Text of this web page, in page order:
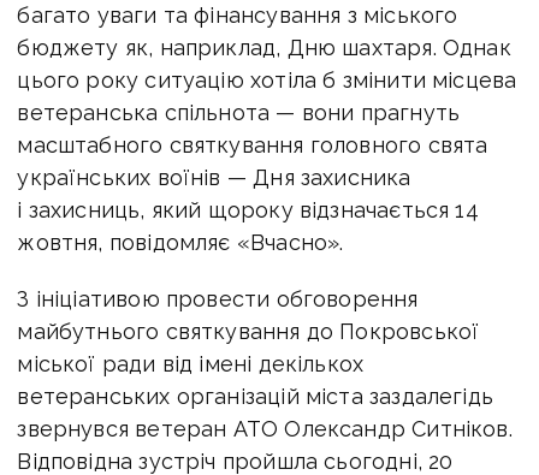
багато уваги та фінансування з міського
бюджету як, наприклад, Дню шахтаря. Однак
цього року ситуацію хотіла б змінити місцева
ветеранська спільнота — вони прагнуть
масштабного святкування головного свята
українських воїнів — Дня захисника
і захисниць, який щороку відзначається 14
жовтня, повідомляє «Вчасно».
З ініціативою провести обговорення
майбутнього святкування до Покровської
міської ради від імені декількох
ветеранських організацій міста заздалегідь
звернувся ветеран АТО Олександр Ситніков.
Відповідна зустріч пройшла сьогодні, 20